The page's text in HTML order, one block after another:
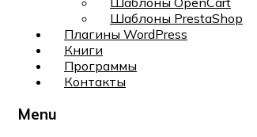
Шаблоны PrestaShop
Плагины WordPress
Книги
Программы
Контакты
Menu